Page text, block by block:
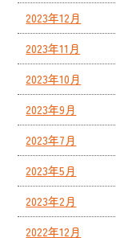
2023年12月
2023年11月
2023年10月
2023年9月
2023年7月
2023年5月
2023年2月
2022年12月